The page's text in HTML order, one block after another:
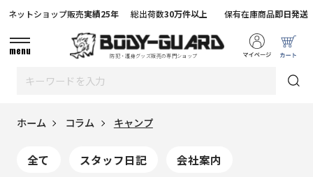
防犯・護身グッズ販売の専門ショップ
ネットショップ販売実績25年 総出荷数30万件以上 保有在庫商品即日発送
menu
ホーム コラム キャンプ
全て スタッフ日記 会社案内